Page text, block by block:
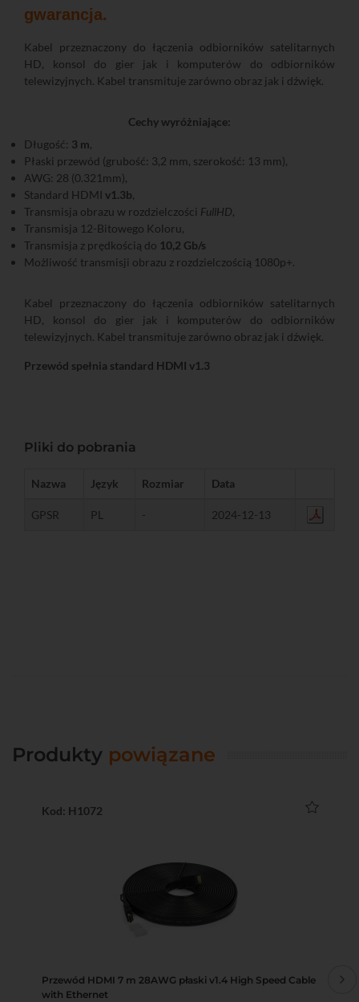
gwarancja.
Kabel przeznaczony do łączenia odbiorników satelitarnych
HD, konsol do gier jak i komputerów do odbiorników
telewizyjnych. Kabel transmituje zarówno obraz jak i dźwięk.
Cechy wyróżniające:
Długość: 3 m,
Płaski przewód (grubość: 3,2 mm, szerokość: 13 mm),
AWG: 28 (0.321mm),
Standard HDMI v1.3b,
Transmisja obrazu w rozdzielczości FullHD,
Transmisja 12-Bitowego Koloru,
Transmisja z prędkością do 10,2 Gb/s
Możliwość transmisji obrazu z rozdzielczością 1080p+.
Kabel przeznaczony do łączenia odbiorników satelitarnych
HD, konsol do gier jak i komputerów do odbiorników
telewizyjnych. Kabel transmituje zarówno obraz jak i dźwięk.
Przewód spełnia standard HDMI v1.3
Pliki do pobrania
Nazwa Język Rozmiar Data
GPSR PL - 2024-12-13
Produkty powiązane
Kod: H1072
Przewód HDMI 7 m 28AWG płaski v1.4 High Speed Cable
with Ethernet